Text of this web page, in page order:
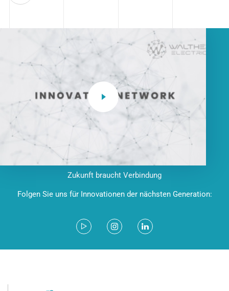
Zukunft braucht Verbindung
Folgen Sie uns für Innovationen der nächsten Generation: